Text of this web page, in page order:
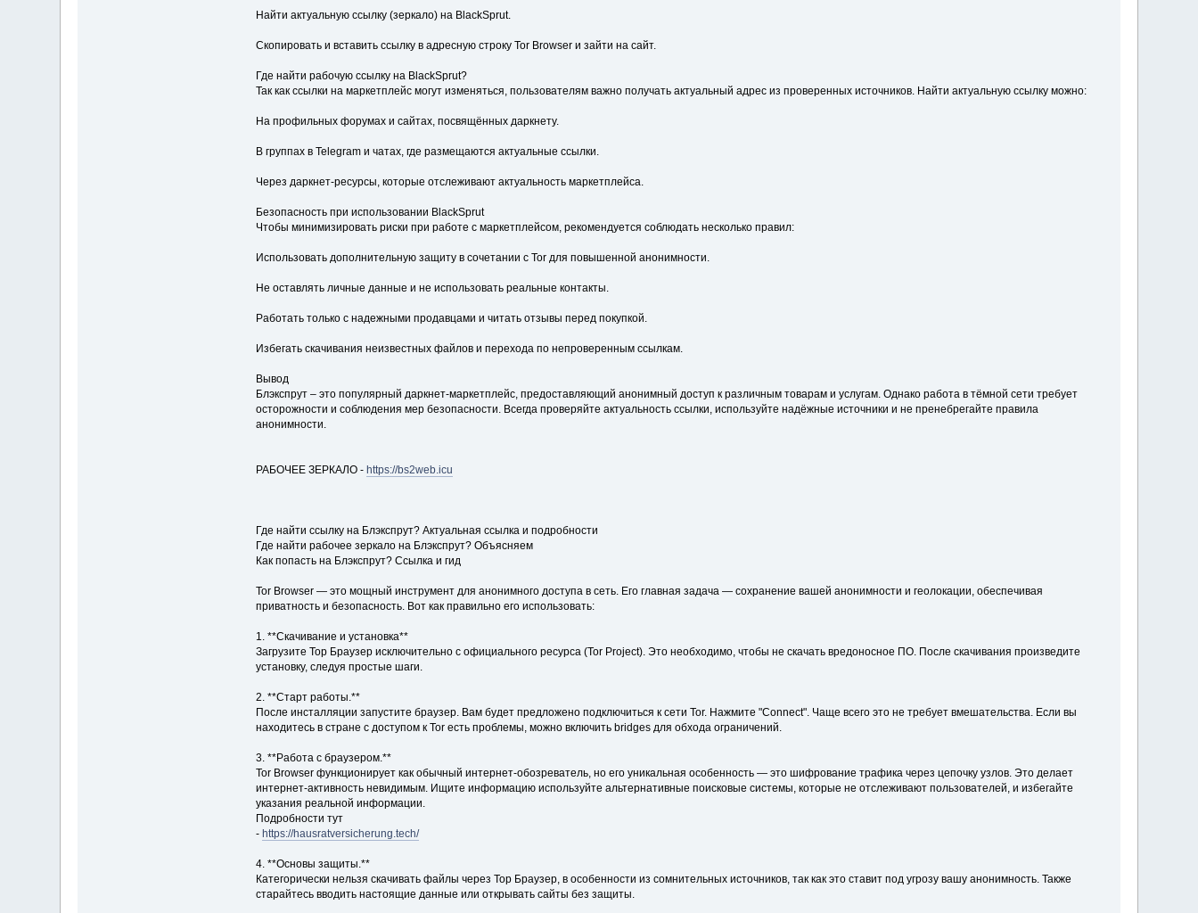
Найти актуальную ссылку (зеркало) на BlackSprut.
Скопировать и вставить ссылку в адресную строку Tor Browser и зайти на сайт.
Где найти рабочую ссылку на BlackSprut?
Так как ссылки на маркетплейс могут изменяться, пользователям важно получать актуальный адрес из проверенных источников. Найти актуальную ссылку можно:
На профильных форумах и сайтах, посвящённых даркнету.
В группах в Telegram и чатах, где размещаются актуальные ссылки.
Через даркнет-ресурсы, которые отслеживают актуальность маркетплейса.
Безопасность при использовании BlackSprut
Чтобы минимизировать риски при работе с маркетплейсом, рекомендуется соблюдать несколько правил:
Использовать дополнительную защиту в сочетании с Tor для повышенной анонимности.
Не оставлять личные данные и не использовать реальные контакты.
Работать только с надежными продавцами и читать отзывы перед покупкой.
Избегать скачивания неизвестных файлов и перехода по непроверенным ссылкам.
Вывод
Блэкспрут – это популярный даркнет-маркетплейс, предоставляющий анонимный доступ к различным товарам и услугам. Однако работа в тёмной сети требует
осторожности и соблюдения мер безопасности. Всегда проверяйте актуальность ссылки, используйте надёжные источники и не пренебрегайте правила
анонимности.
РАБОЧЕЕ ЗЕРКАЛО - https://bs2web.icu
Где найти ссылку на Блэкспрут? Актуальная ссылка и подробности
Где найти рабочее зеркало на Блэкспрут? Объясняем
Как попасть на Блэкспрут? Ссылка и гид
Tor Browser — это мощный инструмент для анонимного доступа в сеть. Его главная задача — сохранение вашей анонимности и геолокации, обеспечивая
приватность и безопасность. Вот как правильно его использовать:
1. **Скачивание и установка**
Загрузите Тор Браузер исключительно с официального ресурса (Tor Project). Это необходимо, чтобы не скачать вредоносное ПО. После скачивания произведите
установку, следуя простые шаги.
2. **Старт работы.**
После инсталляции запустите браузер. Вам будет предложено подключиться к сети Tor. Нажмите "Connect". Чаще всего это не требует вмешательства. Если вы
находитесь в стране с доступом к Tor есть проблемы, можно включить bridges для обхода ограничений.
3. **Работа с браузером.**
Tor Browser функционирует как обычный интернет-обозреватель, но его уникальная особенность — это шифрование трафика через цепочку узлов. Это делает
интернет-активность невидимым. Ищите информацию используйте альтернативные поисковые системы, которые не отслеживают пользователей, и избегайте
указания реальной информации.
Подробности тут
- https://hausratversicherung.tech/
4. **Основы защиты.**
Категорически нельзя скачивать файлы через Тор Браузер, в особенности из сомнительных источников, так как это ставит под угрозу вашу анонимность. Также
старайтесь вводить настоящие данные или открывать сайты без защиты.